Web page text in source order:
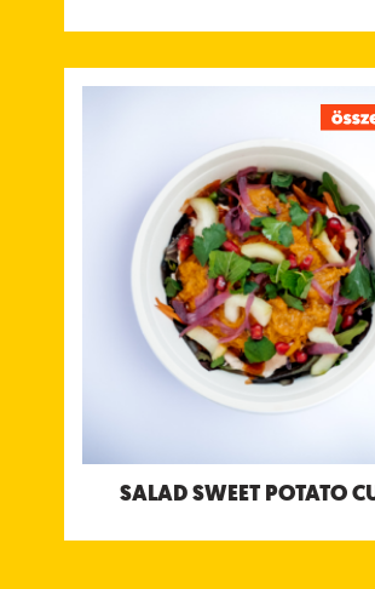
SALAD SWEET POTATO
SALAD SWEET
Thai stílusú édesburgonya,
curry mogyoróval és lime-
Paradicsom és
Allergének: Mustár,